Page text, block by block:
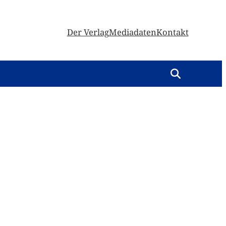
Der VerlagMediadatenKontakt